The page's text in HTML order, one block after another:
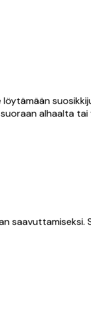
alhaalta
saavuttamiseksi.